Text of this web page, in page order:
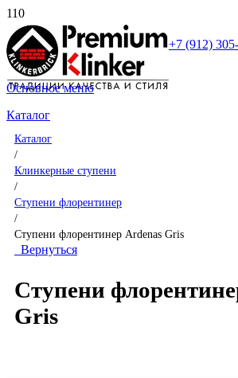
+7 (912)
Основное меню
Каталог
Каталог
/
Клинкерные ступени
/
Ступени флорентинер
/
Ступени флорентинер Ardenas Gris
Вернуться
Ступени
Gris